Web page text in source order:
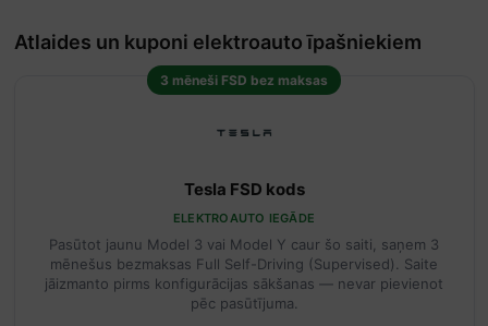
Atlaides un kuponi elektroauto īpašniekiem
3 mēneši FSD bez maksas
Tesla FSD kods
ELEKTROAUTO IEGĀDE
Pasūtot jaunu Model 3 vai Model Y caur šo saiti, saņem 3
mēnešus bezmaksas Full Self-Driving (Supervised). Saite
jāizmanto pirms konfigurācijas sākšanas — nevar pievienot
pēc pasūtījuma.